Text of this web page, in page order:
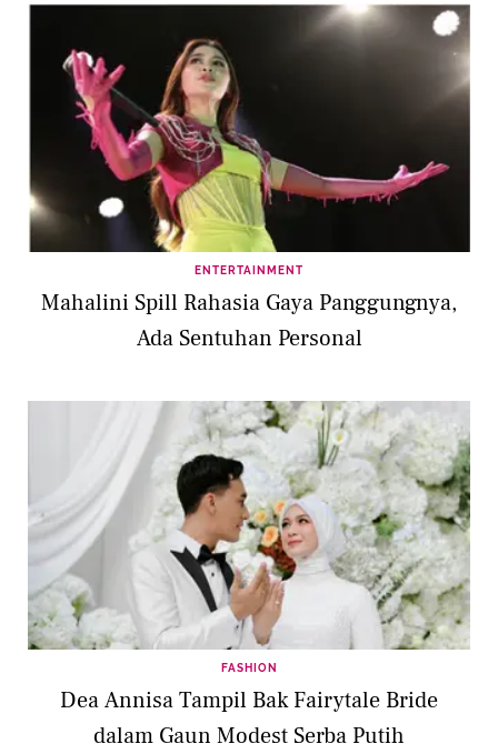
ENTERTAINMENT
Mahalini Spill Rahasia Gaya Panggungnya,
Ada Sentuhan Personal
FASHION
Dea Annisa Tampil Bak Fairytale Bride
dalam Gaun Modest Serba Putih